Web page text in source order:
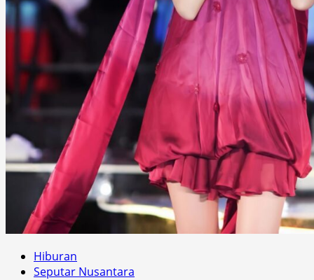
Hiburan
Seputar Nusantara